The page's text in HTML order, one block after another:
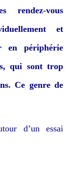
rendez-vous
et
en périphérie
qui sont trop
Ce genre de
d’un essai